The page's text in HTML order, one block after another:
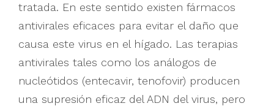
tratada. En este sentido existen fármacos
antivirales eficaces para evitar el daño que
causa este virus en el hígado. Las terapias
antivirales tales como los análogos de
nucleótidos (entecavir, tenofovir) producen
una supresión eficaz del ADN del virus, pero